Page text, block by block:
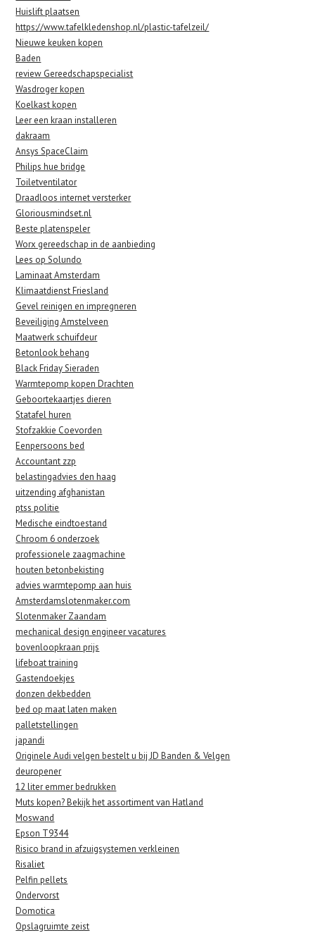
Huislift plaatsen
https://www.tafelkledenshop.nl/plastic-tafelzeil/
Nieuwe keuken kopen
Baden
review Gereedschapspecialist
Wasdroger kopen
Koelkast kopen
Leer een kraan installeren
dakraam
Ansys SpaceClaim
Philips hue bridge
Toiletventilator
Draadloos internet versterker
Gloriousmindset.nl
Beste platenspeler
Worx gereedschap in de aanbieding
Lees op Solundo
Laminaat Amsterdam
Klimaatdienst Friesland
Gevel reinigen en impregneren
Beveiliging Amstelveen
Maatwerk schuifdeur
Betonlook behang
Black Friday Sieraden
Warmtepomp kopen Drachten
Geboortekaartjes dieren
Statafel huren
Stofzakkie Coevorden
Eenpersoons bed
Accountant zzp
belastingadvies den haag
uitzending afghanistan
ptss politie
Medische eindtoestand
Chroom 6 onderzoek
professionele zaagmachine
houten betonbekisting
advies warmtepomp aan huis
Amsterdamslotenmaker.com
Slotenmaker Zaandam
mechanical design engineer vacatures
bovenloopkraan prijs
lifeboat training
Gastendoekjes
donzen dekbedden
bed op maat laten maken
palletstellingen
japandi
Originele Audi velgen bestelt u bij JD Banden & Velgen
deuropener
12 liter emmer bedrukken
Muts kopen? Bekijk het assortiment van Hatland
Moswand
Epson T9344
Risico brand in afzuigsystemen verkleinen
Risaliet
Pelfin pellets
Ondervorst
Domotica
Opslagruimte zeist